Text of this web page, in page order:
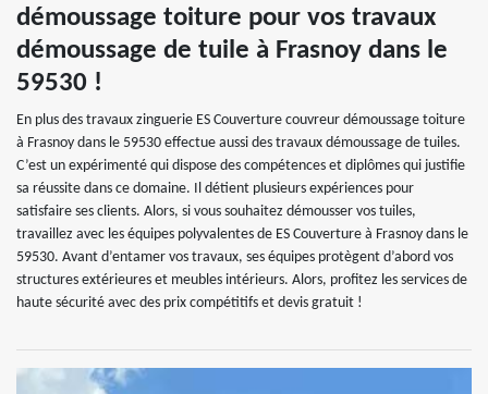
démoussage toiture pour vos travaux
démoussage de tuile à Frasnoy dans le
59530 !
En plus des travaux zinguerie ES Couverture couvreur démoussage toiture
à Frasnoy dans le 59530 effectue aussi des travaux démoussage de tuiles.
C’est un expérimenté qui dispose des compétences et diplômes qui justifie
sa réussite dans ce domaine. Il détient plusieurs expériences pour
satisfaire ses clients. Alors, si vous souhaitez démousser vos tuiles,
travaillez avec les équipes polyvalentes de ES Couverture à Frasnoy dans le
59530. Avant d’entamer vos travaux, ses équipes protègent d’abord vos
structures extérieures et meubles intérieurs. Alors, profitez les services de
haute sécurité avec des prix compétitifs et devis gratuit !